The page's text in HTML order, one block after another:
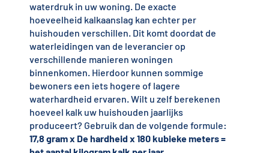
waterdruk in uw woning. De exacte
hoeveelheid kalkaanslag kan echter per
huishouden verschillen. Dit komt doordat de
waterleidingen van de leverancier op
verschillende manieren woningen
binnenkomen. Hierdoor kunnen sommige
bewoners een iets hogere of lagere
waterhardheid ervaren. Wilt u zelf berekenen
hoeveel kalk uw huishouden jaarlijks
produceert? Gebruik dan de volgende formule:
17,8 gram x De hardheid x 180 kubieke meters =